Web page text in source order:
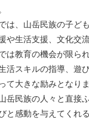
は、山岳民族の子ど
や生活支援、文化交
は教育の機会が限ら
活スキルの指導、遊
て大きな励みとなり
岳民族の人々と直接
と感動を与えてくれる